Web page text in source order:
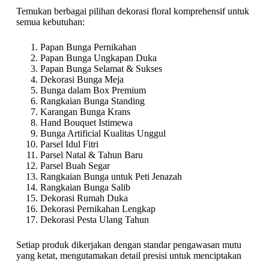
Temukan berbagai pilihan dekorasi floral komprehensif untuk
semua kebutuhan:
Papan Bunga Pernikahan
Papan Bunga Ungkapan Duka
Papan Bunga Selamat & Sukses
Dekorasi Bunga Meja
Bunga dalam Box Premium
Rangkaian Bunga Standing
Karangan Bunga Krans
Hand Bouquet Istimewa
Bunga Artificial Kualitas Unggul
Parsel Idul Fitri
Parsel Natal & Tahun Baru
Parsel Buah Segar
Rangkaian Bunga untuk Peti Jenazah
Rangkaian Bunga Salib
Dekorasi Rumah Duka
Dekorasi Pernikahan Lengkap
Dekorasi Pesta Ulang Tahun
Setiap produk dikerjakan dengan standar pengawasan mutu
yang ketat, mengutamakan detail presisi untuk menciptakan